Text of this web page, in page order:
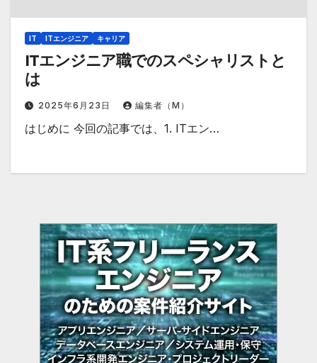
IT ITエンジニア キャリア
ITエンジニア職でのスペシャリストと
は
2025年6月23日 編集者（M）
はじめに 今回の記事では、1. ITエン…